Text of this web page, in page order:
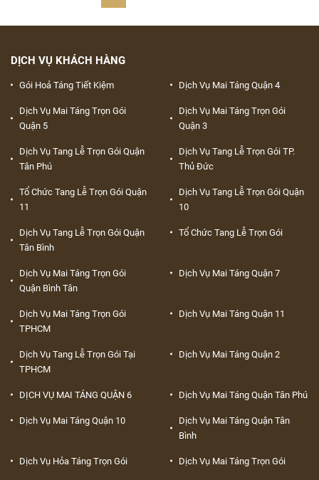
DỊCH VỤ KHÁCH HÀNG
Gói Hoả Táng Tiết Kiệm Dịch Vụ Mai Táng Quận 4
Dịch Vụ Mai Táng Trọn Gói
Quận 5
Dịch Vụ Mai Táng Trọn Gói
Quận 3
Dịch Vụ Tang Lễ Trọn Gói Quận
Tân Phú
Dịch Vụ Tang Lễ Trọn Gói TP.
Thủ Đức
Tổ Chức Tang Lễ Trọn Gói Quận
11
Dịch Vụ Tang Lễ Trọn Gói Quận
10
Dịch Vụ Tang Lễ Trọn Gói Quận
Tân Bình
Tổ Chức Tang Lễ Trọn Gói
Dịch Vụ Mai Táng Trọn Gói
Quận Bình Tân
Dịch Vụ Mai Táng Quận 7
Dịch Vụ Mai Táng Trọn Gói
TPHCM
Dịch Vụ Mai Táng Quận 11
Dịch Vụ Tang Lễ Trọn Gói Tại
TPHCM
Dịch Vụ Mai Táng Quận 2
DỊCH VỤ MAI TÁNG QUẬN 6 Dịch Vụ Mai Táng Quận Tân Phú
Dịch Vụ Mai Táng Quận 10
Dịch Vụ Mai Táng Quận Tân
Bình
Dịch Vụ Hỏa Táng Trọn Gói Dịch Vụ Mai Táng Trọn Gói